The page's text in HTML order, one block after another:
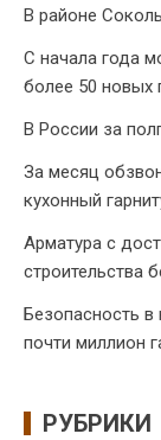
В районе
С начала года
более 50 новых
В России за
За месяц
кухонный
Арматура с
строительства
Безопасность
почти миллион
РУБРИКИ